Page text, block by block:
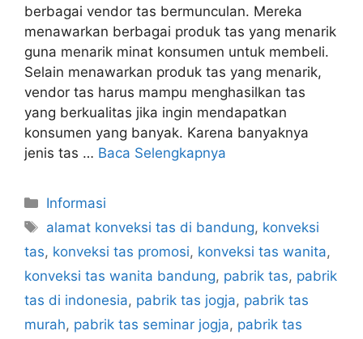
berbagai vendor tas bermunculan. Mereka
menawarkan berbagai produk tas yang menarik
guna menarik minat konsumen untuk membeli.
Selain menawarkan produk tas yang menarik,
vendor tas harus mampu menghasilkan tas
yang berkualitas jika ingin mendapatkan
konsumen yang banyak. Karena banyaknya
jenis tas … Baca Selengkapnya
Kategori
Informasi
Tag
alamat konveksi tas di bandung, konveksi
tas, konveksi tas promosi, konveksi tas wanita,
konveksi tas wanita bandung, pabrik tas, pabrik
tas di indonesia, pabrik tas jogja, pabrik tas
murah, pabrik tas seminar jogja, pabrik tas